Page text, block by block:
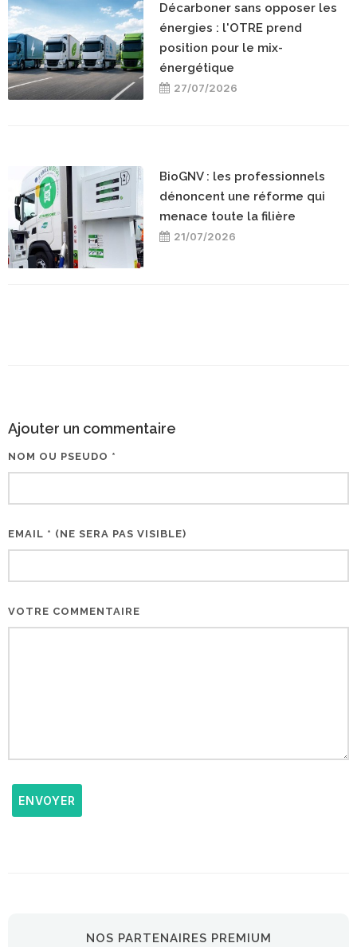
Décarboner sans opposer les
énergies : l'OTRE prend
position pour le mix-
énergétique
27/07/2026
BioGNV : les professionnels
dénoncent une réforme qui
menace toute la filière
21/07/2026
Ajouter un commentaire
NOM OU PSEUDO *
EMAIL * (NE SERA PAS VISIBLE)
VOTRE COMMENTAIRE
ENVOYER
NOS PARTENAIRES PREMIUM